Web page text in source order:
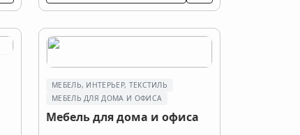
МЕБЕЛЬ, ИНТЕРЬЕР, ТЕКСТИЛЬ
МЕБЕЛЬ ДЛЯ ДОМА И ОФИСА
Мебель для дома и офиса